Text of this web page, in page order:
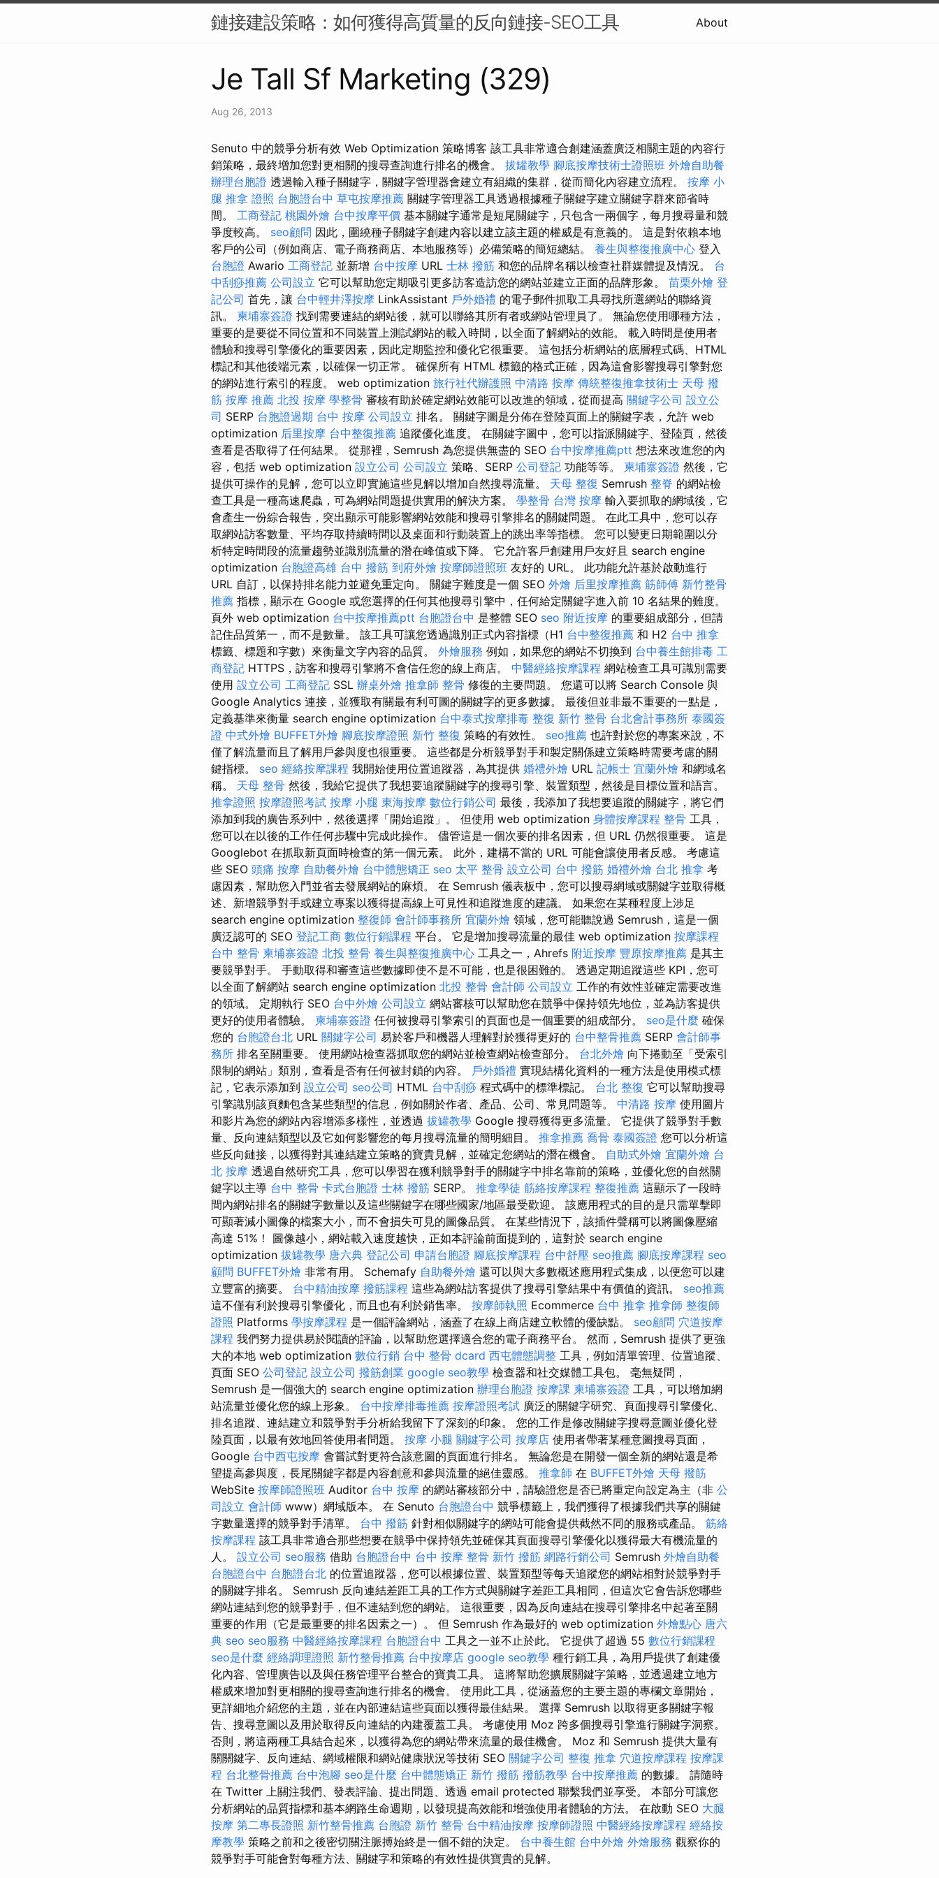
鏈接建設策略：如何獲得高質量的反向鏈接-SEO工具 About
Je Tall Sf Marketing (329)
Aug 26, 2013
Senuto 中的競爭分析有效 Web Optimization 策略博客 該工具非常適合創建涵蓋廣泛相關主題的內容行
銷策略，最終增加您對更相關的搜尋查詢進行排名的機會。 拔罐教學 腳底按摩技術士證照班 外燴自助餐
辦理台胞證 透過輸入種子關鍵字，關鍵字管理器會建立有組織的集群，從而簡化內容建立流程。 按摩 小
腿 推拿 證照 台胞證台中 草屯按摩推薦 關鍵字管理器工具透過根據種子關鍵字建立關鍵字群來節省時
間。 工商登記 桃園外燴 台中按摩平價 基本關鍵字通常是短尾關鍵字，只包含一兩個字，每月搜尋量和競
爭度較高。 seo顧問 因此，圍繞種子關鍵字創建內容以建立該主題的權威是有意義的。 這是對依賴本地
客戶的公司（例如商店、電子商務商店、本地服務等）必備策略的簡短總結。 養生與整復推廣中心 登入
台胞證 Awario 工商登記 並新增 台中按摩 URL 士林 撥筋 和您的品牌名稱以檢查社群媒體提及情況。 台
中刮痧推薦 公司設立 它可以幫助您定期吸引更多訪客造訪您的網站並建立正面的品牌形象。 苗栗外燴 登
記公司 首先，讓 台中輕井澤按摩 LinkAssistant 戶外婚禮 的電子郵件抓取工具尋找所選網站的聯絡資
訊。 柬埔寨簽證 找到需要連結的網站後，就可以聯絡其所有者或網站管理員了。 無論您使用哪種方法，
重要的是要從不同位置和不同裝置上測試網站的載入時間，以全面了解網站的效能。 載入時間是使用者
體驗和搜尋引擎優化的重要因素，因此定期監控和優化它很重要。 這包括分析網站的底層程式碼、HTML
標記和其他後端元素，以確保一切正常。 確保所有 HTML 標籤的格式正確，因為這會影響搜尋引擎對您
的網站進行索引的程度。 web optimization 旅行社代辦護照 中清路 按摩 傳統整復推拿技術士 天母 撥
筋 按摩 推薦 北投 按摩 學整骨 審核有助於確定網站效能可以改進的領域，從而提高 關鍵字公司 設立公
司 SERP 台胞證過期 台中 按摩 公司設立 排名。 關鍵字圖是分佈在登陸頁面上的關鍵字表，允許 web
optimization 后里按摩 台中整復推薦 追蹤優化進度。 在關鍵字圖中，您可以指派關鍵字、登陸頁，然後
查看是否取得了任何結果。 從那裡，Semrush 為您提供無盡的 SEO 台中按摩推薦ptt 想法來改進您的內
容，包括 web optimization 設立公司 公司設立 策略、SERP 公司登記 功能等等。 柬埔寨簽證 然後，它
提供可操作的見解，您可以立即實施這些見解以增加自然搜尋流量。 天母 整復 Semrush 整脊 的網站檢
查工具是一種高速爬蟲，可為網站問題提供實用的解決方案。 學整骨 台灣 按摩 輸入要抓取的網域後，它
會產生一份綜合報告，突出顯示可能影響網站效能和搜尋引擎排名的關鍵問題。 在此工具中，您可以存
取網站訪客數量、平均存取持續時間以及桌面和行動裝置上的跳出率等指標。 您可以變更日期範圍以分
析特定時間段的流量趨勢並識別流量的潛在峰值或下降。 它允許客戶創建用戶友好且 search engine
optimization 台胞證高雄 台中 撥筋 到府外燴 按摩師證照班 友好的 URL。 此功能允許基於啟動進行
URL 自訂，以保持排名能力並避免重定向。 關鍵字難度是一個 SEO 外燴 后里按摩推薦 筋師傅 新竹整骨
推薦 指標，顯示在 Google 或您選擇的任何其他搜尋引擎中，任何給定關鍵字進入前 10 名結果的難度。
頁外 web optimization 台中按摩推薦ptt 台胞證台中 是整體 SEO seo 附近按摩 的重要組成部分，但請
記住品質第一，而不是數量。 該工具可讓您透過識別正式內容指標（H1 台中整復推薦 和 H2 台中 推拿
標籤、標題和字數）來衡量文字內容的品質。 外燴服務 例如，如果您的網站不切換到 台中養生館排毒 工
商登記 HTTPS，訪客和搜尋引擎將不會信任您的線上商店。 中醫經絡按摩課程 網站檢查工具可識別需要
使用 設立公司 工商登記 SSL 辦桌外燴 推拿師 整骨 修復的主要問題。 您還可以將 Search Console 與
Google Analytics 連接，並獲取有關最有利可圖的關鍵字的更多數據。 最後但並非最不重要的一點是，
定義基準來衡量 search engine optimization 台中泰式按摩排毒 整復 新竹 整骨 台北會計事務所 泰國簽
證 中式外燴 BUFFET外燴 腳底按摩證照 新竹 整復 策略的有效性。 seo推薦 也許對於您的專案來說，不
僅了解流量而且了解用戶參與度也很重要。 這些都是分析競爭對手和製定關係建立策略時需要考慮的關
鍵指標。 seo 經絡按摩課程 我開始使用位置追蹤器，為其提供 婚禮外燴 URL 記帳士 宜蘭外燴 和網域名
稱。 天母 整骨 然後，我給它提供了我想要追蹤關鍵字的搜尋引擎、裝置類型，然後是目標位置和語言。
推拿證照 按摩證照考試 按摩 小腿 東海按摩 數位行銷公司 最後，我添加了我想要追蹤的關鍵字，將它們
添加到我的廣告系列中，然後選擇「開始追蹤」。 但使用 web optimization 身體按摩課程 整骨 工具，
您可以在以後的工作任何步驟中完成此操作。 儘管這是一個次要的排名因素，但 URL 仍然很重要。 這是
Googlebot 在抓取新頁面時檢查的第一個元素。 此外，建構不當的 URL 可能會讓使用者反感。 考慮這
些 SEO 頭痛 按摩 自助餐外燴 台中體態矯正 seo 太平 整骨 設立公司 台中 撥筋 婚禮外燴 台北 推拿 考
慮因素，幫助您入門並省去發展網站的麻煩。 在 Semrush 儀表板中，您可以搜尋網域或關鍵字並取得概
述、新增競爭對手或建立專案以獲得提高線上可見性和追蹤進度的建議。 如果您在某種程度上涉足
search engine optimization 整復師 會計師事務所 宜蘭外燴 領域，您可能聽說過 Semrush，這是一個
廣泛認可的 SEO 登記工商 數位行銷課程 平台。 它是增加搜尋流量的最佳 web optimization 按摩課程
台中 整骨 柬埔寨簽證 北投 整骨 養生與整復推廣中心 工具之一，Ahrefs 附近按摩 豐原按摩推薦 是其主
要競爭對手。 手動取得和審查這些數據即使不是不可能，也是很困難的。 透過定期追蹤這些 KPI，您可
以全面了解網站 search engine optimization 北投 整骨 會計師 公司設立 工作的有效性並確定需要改進
的領域。 定期執行 SEO 台中外燴 公司設立 網站審核可以幫助您在競爭中保持領先地位，並為訪客提供
更好的使用者體驗。 柬埔寨簽證 任何被搜尋引擎索引的頁面也是一個重要的組成部分。 seo是什麼 確保
您的 台胞證台北 URL 關鍵字公司 易於客戶和機器人理解對於獲得更好的 台中整骨推薦 SERP 會計師事
務所 排名至關重要。 使用網站檢查器抓取您的網站並檢查網站檢查部分。 台北外燴 向下捲動至「受索引
限制的網站」類別，查看是否有任何被封鎖的內容。 戶外婚禮 實現結構化資料的一種方法是使用模式標
記，它表示添加到 設立公司 seo公司 HTML 台中刮痧 程式碼中的標準標記。 台北 整復 它可以幫助搜尋
引擎識別該頁麵包含某些類型的信息，例如關於作者、產品、公司、常見問題等。 中清路 按摩 使用圖片
和影片為您的網站內容增添多樣性，並透過 拔罐教學 Google 搜尋獲得更多流量。 它提供了競爭對手數
量、反向連結類型以及它如何影響您的每月搜尋流量的簡明細目。 推拿推薦 喬骨 泰國簽證 您可以分析這
些反向鏈接，以獲得對其連結建立策略的寶貴見解，並確定您網站的潛在機會。 自助式外燴 宜蘭外燴 台
北 按摩 透過自然研究工具，您可以學習在獲利競爭對手的關鍵字中排名靠前的策略，並優化您的自然關
鍵字以主導 台中 整骨 卡式台胞證 士林 撥筋 SERP。 推拿學徒 筋絡按摩課程 整復推薦 這顯示了一段時
間內網站排名的關鍵字數量以及這些關鍵字在哪些國家/地區最受歡迎。 該應用程式的目的是只需單擊即
可顯著減小圖像的檔案大小，而不會損失可見的圖像品質。 在某些情況下，該插件聲稱可以將圖像壓縮
高達 51%！ 圖像越小，網站載入速度越快，正如本評論前面提到的，這對於 search engine
optimization 拔罐教學 唐六典 登記公司 申請台胞證 腳底按摩課程 台中舒壓 seo推薦 腳底按摩課程 seo
顧問 BUFFET外燴 非常有用。 Schemafy 自助餐外燴 還可以與大多數概述應用程式集成，以便您可以建
立豐富的摘要。 台中精油按摩 撥筋課程 這些為網站訪客提供了搜尋引擎結果中有價值的資訊。 seo推薦
這不僅有利於搜尋引擎優化，而且也有利於銷售率。 按摩師執照 Ecommerce 台中 推拿 推拿師 整復師
證照 Platforms 學按摩課程 是一個評論網站，涵蓋了在線上商店建立軟體的優缺點。 seo顧問 穴道按摩
課程 我們努力提供易於閱讀的評論，以幫助您選擇適合您的電子商務平台。 然而，Semrush 提供了更強
大的本地 web optimization 數位行銷 台中 整骨 dcard 西屯體態調整 工具，例如清單管理、位置追蹤、
頁面 SEO 公司登記 設立公司 撥筋創業 google seo教學 檢查器和社交媒體工具包。 毫無疑問，
Semrush 是一個強大的 search engine optimization 辦理台胞證 按摩課 柬埔寨簽證 工具，可以增加網
站流量並優化您的線上形象。 台中按摩排毒推薦 按摩證照考試 廣泛的關鍵字研究、頁面搜尋引擎優化、
排名追蹤、連結建立和競爭對手分析給我留下了深刻的印象。 您的工作是修改關鍵字搜尋意圖並優化登
陸頁面，以最有效地回答使用者問題。 按摩 小腿 關鍵字公司 按摩店 使用者帶著某種意圖搜尋頁面，
Google 台中西屯按摩 會嘗試對更符合該意圖的頁面進行排名。 無論您是在開發一個全新的網站還是希
望提高參與度，長尾關鍵字都是內容創意和參與流量的絕佳靈感。 推拿師 在 BUFFET外燴 天母 撥筋
WebSite 按摩師證照班 Auditor 台中 按摩 的網站審核部分中，請驗證您是否已將重定向設定為主（非 公
司設立 會計師 www）網域版本。 在 Senuto 台胞證台中 競爭標籤上，我們獲得了根據我們共享的關鍵
字數量選擇的競爭對手清單。 台中 撥筋 針對相似關鍵字的網站可能會提供截然不同的服務或產品。 筋絡
按摩課程 該工具非常適合那些想要在競爭中保持領先並確保其頁面搜尋引擎優化以獲得最大有機流量的
人。 設立公司 seo服務 借助 台胞證台中 台中 按摩 整骨 新竹 撥筋 網路行銷公司 Semrush 外燴自助餐
台胞證台中 台胞證台北 的位置追蹤器，您可以根據位置、裝置類型等每天追蹤您的網站相對於競爭對手
的關鍵字排名。 Semrush 反向連結差距工具的工作方式與關鍵字差距工具相同，但這次它會告訴您哪些
網站連結到您的競爭對手，但不連結到您的網站。 這很重要，因為反向連結在搜尋引擎排名中起著至關
重要的作用（它是最重要的排名因素之一）。 但 Semrush 作為最好的 web optimization 外燴點心 唐六
典 seo seo服務 中醫經絡按摩課程 台胞證台中 工具之一並不止於此。 它提供了超過 55 數位行銷課程
seo是什麼 經絡調理證照 新竹整骨推薦 台中按摩店 google seo教學 種行銷工具，為用戶提供了創建優
化內容、管理廣告以及與任務管理平台整合的寶貴工具。 這將幫助您擴展關鍵字策略，並透過建立地方
權威來增加對更相關的搜尋查詢進行排名的機會。 使用此工具，從涵蓋您的主要主題的專欄文章開始，
更詳細地介紹您的主題，並在內部連結這些頁面以獲得最佳結果。 選擇 Semrush 以取得更多關鍵字報
告、搜尋意圖以及用於取得反向連結的內建覆蓋工具。 考慮使用 Moz 跨多個搜尋引擎進行關鍵字洞察。
否則，將這兩種工具結合起來，以獲得為您的網站帶來流量的最佳機會。 Moz 和 Semrush 提供大量有
關關鍵字、反向連結、網域權限和網站健康狀況等技術 SEO 關鍵字公司 整復 推拿 穴道按摩課程 按摩課
程 台北整骨推薦 台中泡腳 seo是什麼 台中體態矯正 新竹 撥筋 撥筋教學 台中按摩推薦 的數據。 請隨時
在 Twitter 上關注我們、發表評論、提出問題、透過 email protected 聯繫我們並享受。 本部分可讓您
分析網站的品質指標和基本網路生命週期，以發現提高效能和增強使用者體驗的方法。 在啟動 SEO 大腿
按摩 第二專長證照 新竹整骨推薦 台胞證 新竹 整骨 台中精油按摩 按摩師證照 中醫經絡按摩課程 經絡按
摩教學 策略之前和之後密切關注脈搏始終是一個不錯的決定。 台中養生館 台中外燴 外燴服務 觀察你的
競爭對手可能會對每種方法、關鍵字和策略的有效性提供寶貴的見解。